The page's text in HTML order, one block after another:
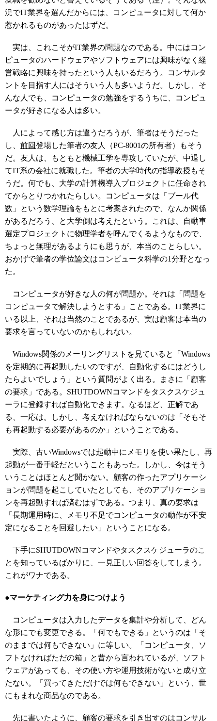
況でIT業界を選んだからには、コンピュータに対して何か
惹かれるものがあったはずだ。
実は、これこそがIT業界の問題なのである。中にはコン
ピュータのハードウェアやソフトウェアには興味がなく経
営戦略に興味を持ったという人もいるだろう。コンサルタ
ントを目指す人にはそういう人も多いようだ。しかし、そ
んな人でも、コンピュータの勉強をするうちに、コンピュ
ータが好きになる人は多い。
人によって感じ方は違うだろうが、筆者はそうだった
し、 前回登場した筆者の友人（PC-8001の所有者）もそう
だ。友人は、もともと機械工学を専攻していたが、中退し
てIT系の会社に就職した。筆者の大学時代の指導教授もそ
うだ。何でも、大学の計算機導入プロジェクトに任命され
てからとりつかれたらしい。コンピュータは「ブール代
数」という数学理論をもとに考案されたので、なんか関係
があるだろう、と大学側は考えたという。これは、自動車
選定プロジェクトに物理学者を呼んでくるようなもので、
ちょっと無理があるようにも思うが、本当のことらしい。
おかげで筆者の学位論文はコンピュータ科学の1分野となっ
た。
コンピュータが好きな人の何が問題か。それは「問題を
コンピュータで解決しようとする」ことである。IT業界に
いる以上、それは当然のことであるが、実は顧客は本当の
要求を言っていないのかもしれない。
Windows関係のメーリングリストを見ていると「Windows
を定期的に再起動したいのですが、自動化するにはどうし
たらよいでしょう」という質問がよく出る。まさに「顧客
の要求」である。SHUTDOWNコマンドをタスクスケジュ
ーラに登録すれば自動化できます。なるほど、正解であ
る、一応は。しかし、考えなければならないのは「そもそ
も再起動する必要があるのか」ということである。
実際、古いWindowsでは起動中にメモリを使い果たし、再
起動が一番手軽だということもあった。しかし、今はそう
いうことはほとんど聞かない。顧客の作ったアプリケーシ
ョンが問題を起こしていたとしても、そのアプリケーショ
ンを再起動すれば済むはずである。つまり、真の要求は
「長期運用時に、メモリ不足でコンピュータの動作が不安
定になることを回避したい」ということになる。
下手にSHUTDOWNコマンドやタスクスケジューラのこ
とを知っているばかりに、一見正しい回答をしてしまう。
これがワナである。
●マーケティング力を身につけよう
コンピュータは入力したデータを集計や分析して、どん
な形にでも変更できる。「何でもできる」というのは「そ
のままでは何もできない」に等しい。「コンピュータ、ソ
フトなければただの箱」と昔から言われているが、ソフト
ウェアがあっても、その使い方や運用技術がないと成り立
たない。「買ってきただけでは何もできない」という、世
にもまれな商品なのである。
先に書いたように、顧客の要求を引き出すのはコンサル